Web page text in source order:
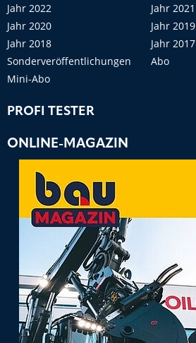
Jahr 2022
Jahr 2021
Jahr 2020
Jahr 2019
Jahr 2018
Jahr 2017
Sonderveröffentlichungen
Abo
Mini-Abo
PROFI TESTER
ONLINE-MAGAZIN